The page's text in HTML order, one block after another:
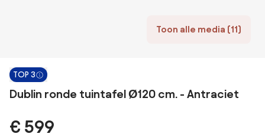
Toon alle media (11)
TOP 3
Dublin ronde tuintafel Ø120 cm. - Antraciet
€ 599